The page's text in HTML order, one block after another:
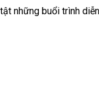
những buổi trình